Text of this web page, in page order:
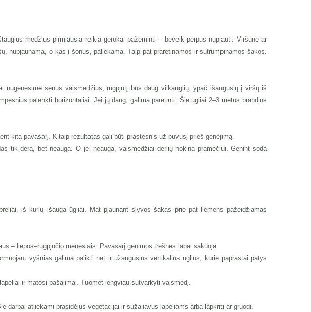
medžius pirmiausia reikia gerokai pažeminti – beveik perpus nupjauti. Viršūnė ar
o kas į šonus, paliekama. Taip pat praretinamos ir sutrumpinamos šakos.
nugenėsime senus vaismedžius, rugpjūtį bus daug vilkaūglių, ypač išaugusių į viršų iš
palenkti horizontaliai. Jei jų daug, galima paretinti. Šie ūgliai 2–3 metus brandins
kitą pavasarį. Kitaip rezultatas gali būti prastesnis už buvusį prieš genėjimą.
tik dera, bet neauga. O jei neauga, vaismedžiai derlių nokina pramečiui. Genint sodą
iš kurių išauga ūgliai. Mat pjaunant slyvos šakas prie pat liemens pažeidžiamas
– liepos–rugpjūčio mėnesiais. Pavasarį genimos trešnės labai sakuoja.
vyšnias galima palikti net ir užaugusius vertikalius ūglius, kurie paprastai patys
ir matosi pašalimai. Tuomet lengviau sutvarkyti vaismedį.
atliekami prasidėjus vegetacijai ir sužaliavus lapeliams arba lapkritį ar gruodį.